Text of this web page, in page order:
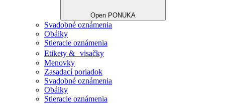
Open PONUKA
Svadobné oznámenia
Obálky
Stieracie oznámenia
Etikety & visačky
Menovky
Zasadací poriadok
Svadobné oznámenia
Obálky
Stieracie oznámenia